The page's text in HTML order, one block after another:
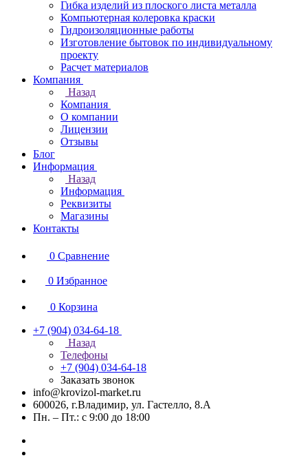
Гибка изделий из плоского листа металла
Компьютерная колеровка краски
Гидроизоляционные работы
Изготовление бытовок по индивидуальному
проекту
Расчет материалов
Компания
Назад
Компания
О компании
Лицензии
Отзывы
Блог
Информация
Назад
Информация
Реквизиты
Магазины
Контакты
0 Сравнение
0 Избранное
0 Корзина
+7 (904) 034-64-18
Назад
Телефоны
+7 (904) 034-64-18
Заказать звонок
info@krovizol-market.ru
600026, г.Владимир, ул. Гастелло, 8.А
Пн. – Пт.: с 9:00 до 18:00